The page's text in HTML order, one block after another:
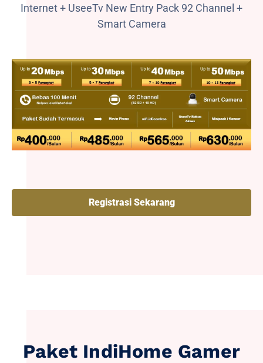
Internet + UseeTv New Entry Pack 92 Channel +
Smart Camera
Registrasi Sekarang
Paket IndiHome Gamer